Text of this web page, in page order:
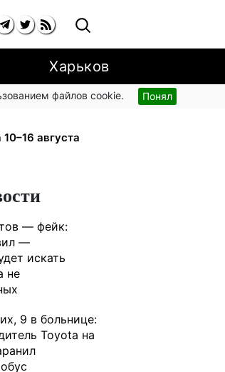
Харьков
файлов cookie. Понял
хотят
августа
— фейк:
—
искать
не
9 в больнице:
Toyota на